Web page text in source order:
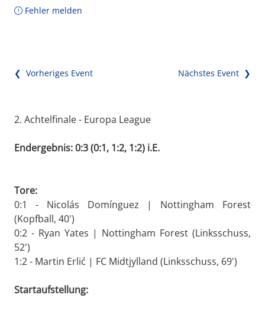
Fehler melden
❮ Vorheriges Event Nächstes Event ❯
2. Achtelfinale - Europa League
Endergebnis: 0:3 (0:1, 1:2, 1:2) i.E.
Tore:
0:1 - Nicolás Domínguez | Nottingham Forest
(Kopfball, 40')
0:2 - Ryan Yates | Nottingham Forest (Linksschuss,
52')
1:2 - Martin Erlić | FC Midtjylland (Linksschuss, 69')
Startaufstellung: